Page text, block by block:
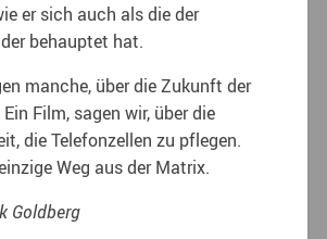
er sich auch als die der
behauptet hat.
manche, über die Zukunft der
Film, sagen wir, über die
die Telefonzellen zu pflegen.
Weg aus der Matrix.
Goldberg